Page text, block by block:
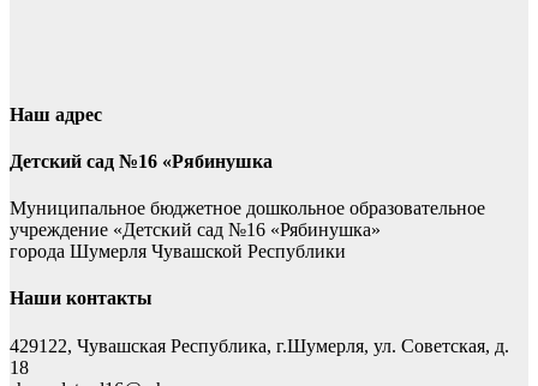
Наш адрес
Детский сад №16 «Рябинушка
Муниципальное бюджетное дошкольное образовательное
учреждение «Детский сад №16 «Рябинушка»
города Шумерля Чувашской Республики
Наши контакты
429122, Чувашская Республика, г.Шумерля, ул. Советская, д.
18